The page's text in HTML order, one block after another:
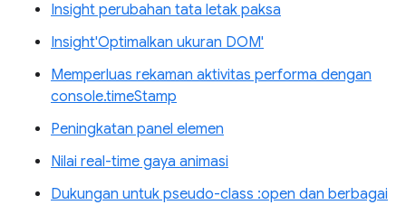
Insight perubahan tata letak paksa
Insight'Optimalkan ukuran DOM'
Memperluas rekaman aktivitas performa dengan
console.timeStamp
Peningkatan panel elemen
Nilai real-time gaya animasi
Dukungan untuk pseudo-class :open dan berbagai